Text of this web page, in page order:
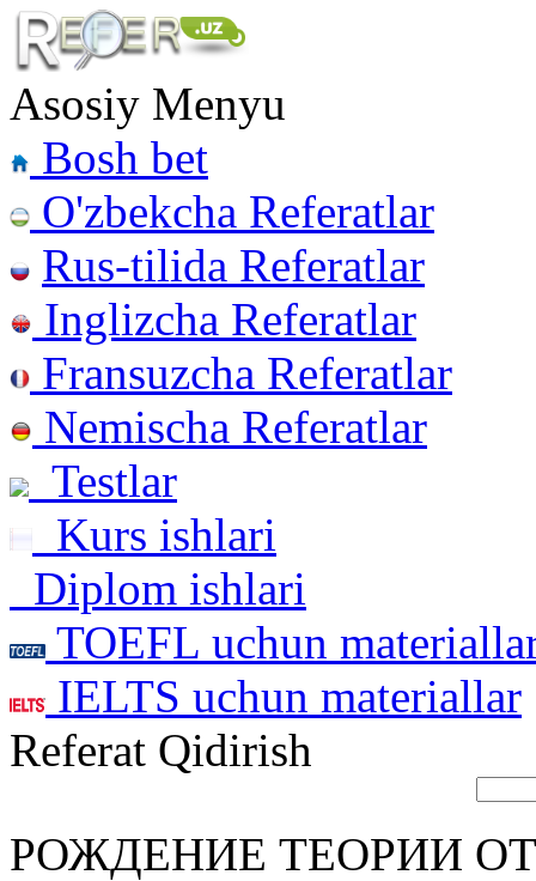
Asosiy Menyu
Bosh bet
O'zbekcha Referatlar
Rus-tilida Referatlar
Inglizcha Referatlar
Fransuzcha Referatlar
Nemischa Referatlar
Testlar
Kurs ishlari
Diplom ishlari
TOEFL uchun
IELTS uchun materiallar
Referat Qidirish
РОЖДЕНИЕ ТЕОРИИ